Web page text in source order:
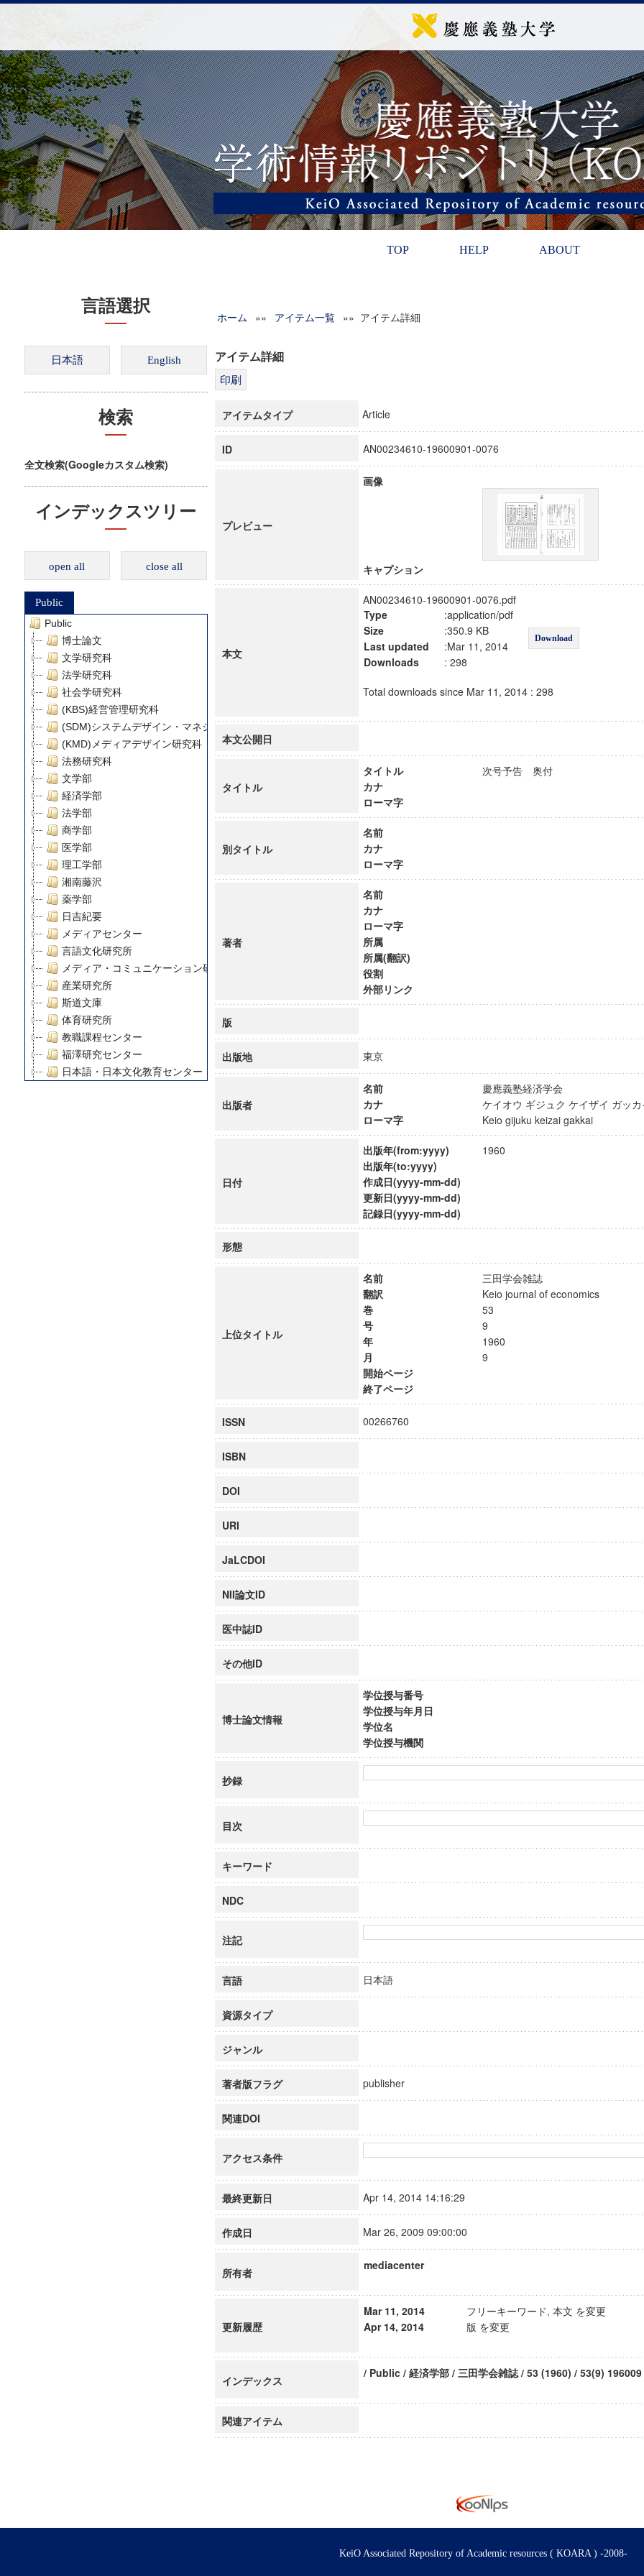
TOP HELP ABOUT
言語選択
検索
全文検索(Googleカスタム検索)
インデックスツリー
open all close all
Public
Public
博士論文
文学研究科
法学研究科
社会学研究科
(KBS)経営管理研究科
(SDM)システムデザイン・マネジメント研究科
(KMD)メディアデザイン研究科
法務研究科
文学部
経済学部
法学部
商学部
医学部
理工学部
湘南藤沢
薬学部
日吉紀要
メディアセンター
言語文化研究所
メディア・コミュニケーション研究所
産業研究所
斯道文庫
体育研究所
教職課程センター
福澤研究センター
日本語・日本文化教育センター
慶應義塾大学グローバルCOEプログラム市民社会ガバナンス教育研究センター
慶應義塾大学グローバルCOEプログラム論理と感性の先端的教育研究拠点
博士課程教育リーディングプログラム「超成熟社会発展のサイエンス」
ホーム »» アイテム一覧 »» アイテム詳細
アイテム詳細
アイテムタイプ Article
ID AN00234610-19600901-0076
プレビュー
画像
キャプション
本文
AN00234610-19600901-0076.pdf
Type
:application/pdf
Download
Size
:350.9 KB
Last updated
:Mar 11, 2014
Downloads
: 298
Total downloads since Mar 11, 2014 : 298
本文公開日
タイトル
タイトル
次号予告 奥付
カナ
ローマ字
別タイトル
名前
カナ
ローマ字
著者
名前
カナ
ローマ字
所属
所属(翻訳)
役割
外部リンク
版
出版地 東京
出版者
名前
慶應義塾経済学会
カナ
ケイオウ ギジュク ケイザイ ガ
ローマ字
Keio gijuku keizai gakkai
日付
出版年(from:yyyy)
1960
出版年(to:yyyy)
作成日(yyyy-mm-dd)
更新日(yyyy-mm-dd)
記録日(yyyy-mm-dd)
形態
上位タイトル
名前
三田学会雑誌
翻訳
Keio journal of economics
巻
53
号
9
年
1960
月
9
開始ページ
終了ページ
ISSN 00266760
ISBN
DOI
URI
JaLCDOI
NII論文ID
医中誌ID
その他ID
博士論文情報
学位授与番号
学位授与年月日
学位名
学位授与機関
抄録
目次
キーワード
NDC
注記
言語 日本語
資源タイプ
ジャンル
著者版フラグ publisher
関連DOI
アクセス条件
最終更新日 Apr 14, 2014 14:16:29
作成日 Mar 26, 2009 09:00:00
所有者
mediacenter
更新履歴
Mar 11, 2014
フリーキーワード, 本文 を変更
Apr 14, 2014
版 を変更
インデックス
/ Public / 経済学部 / 三田学会雑誌 / 53 (1960) / 53(9) 196009
関連アイテム
KeiO Associated Repository of Academic resources ( KOARA ) -2008-